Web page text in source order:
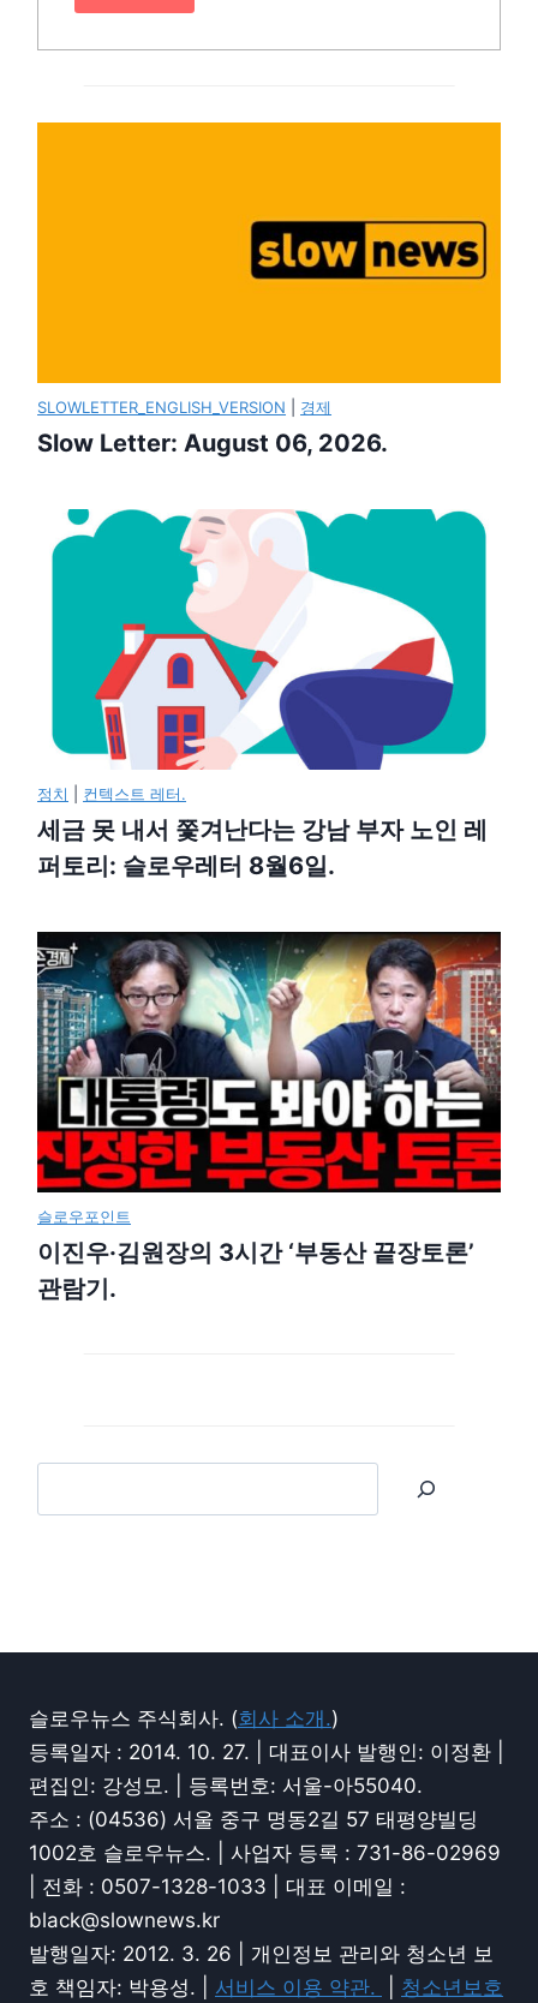
SLOWLETTER_ENGLISH_VERSION 경제
Slow Letter: August 06, 2026.
정치 컨텍스트 레터.
세금 못 내서 쫓겨난다는 강남 부자 노인 레
퍼토리: 슬로우레터 8월6일.
슬로우포인트
이진우·김원장의 3시간 ‘부동산 끝장토론’
관람기.
슬로우뉴스 주식회사. (회사 소개.)
등록일자 : 2014. 10. 27. | 대표이사 발행인: 이정환 |
편집인: 강성모. | 등록번호: 서울-아55040.
주소 : (04536) 서울 중구 명동2길 57 태평양빌딩
1002호 슬로우뉴스. | 사업자 등록 : 731-86-02969
| 전화 : 0507-1328-1033 | 대표 이메일 :
black@slownews.kr
발행일자: 2012. 3. 26 | 개인정보 관리와 청소년 보
호 책임자: 박용성. | 서비스 이용 약관. 청소년보호